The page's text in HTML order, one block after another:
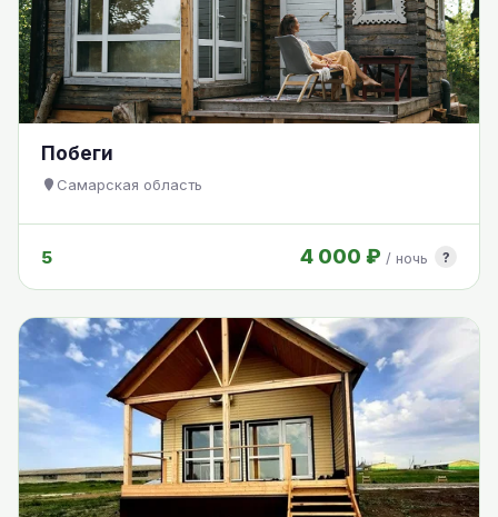
Побеги
Самарская область
5 4 000 ₽ / ночь ?